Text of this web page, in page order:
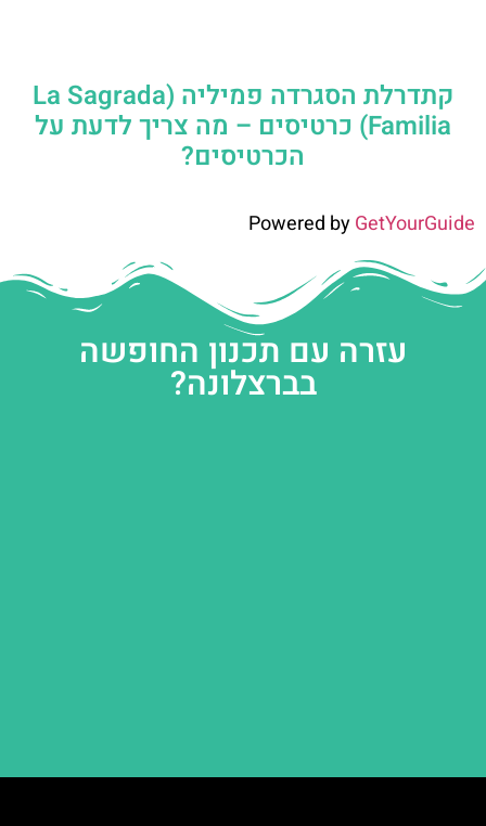
קתדרלת הסגרדה פמיליה (La Sagrada
Familia) כרטיסים – מה צריך לדעת על
הכרטיסים?
Powered byGetYourGuide
עזרה עם תכנון החופשה
בברצלונה?